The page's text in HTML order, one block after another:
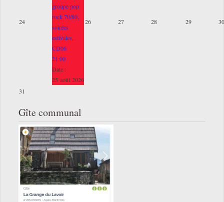
24
groupe pop
rock 70/80,
soirées
estivales,
CD06
21:00
Date :
25 août 2026
26 27 28 29
31
Gîte communal